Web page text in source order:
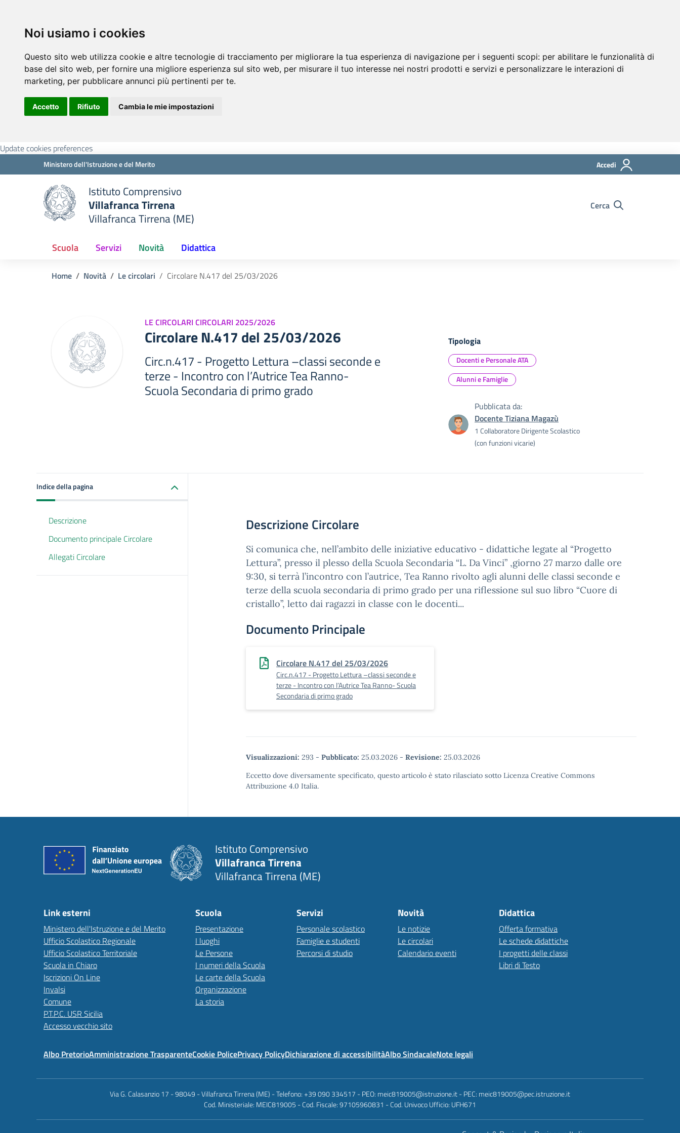
Noi usiamo i cookies
Questo sito web utilizza cookie e altre tecnologie di tracciamento per migliorare la tua esperienza di navigazione per i seguenti scopi: per abilitare le funzionalità di
base del sito web, per fornire una migliore esperienza sul sito web, per misurare il tuo interesse nei nostri prodotti e servizi e personalizzare le interazioni di
marketing, per pubblicare annunci più pertinenti per te.
Accetto Rifiuto Cambia le mie impostazioni
Update cookies preferences
Ministero dell'Istruzione e del Merito Accedi
Istituto Comprensivo
Villafranca Tirrena
Villafranca Tirrena (ME)
Cerca
Scuola Servizi Novità Didattica
Home Novità Le circolari Circolare N.417 del 25/03/2026
LE CIRCOLARI CIRCOLARI 2025/2026
Circolare N.417 del 25/03/2026
Circ.n.417 - Progetto Lettura –classi seconde e
terze - Incontro con l’Autrice Tea Ranno-
Scuola Secondaria di primo grado
Tipologia
Docenti e Personale ATA
Alunni e Famiglie
Pubblicata da:
Docente Tiziana Magazù
1 Collaboratore Dirigente Scolastico
(con funzioni vicarie)
Indice della pagina
Descrizione
Documento principale Circolare
Allegati Circolare
Descrizione Circolare
Si comunica che, nell’ambito delle iniziative educativo - didattiche legate al “Progetto
Lettura”, presso il plesso della Scuola Secondaria “L. Da Vinci” ,giorno 27 marzo dalle ore
9:30, si terrà l’incontro con l’autrice, Tea Ranno rivolto agli alunni delle classi seconde e
terze della scuola secondaria di primo grado per una riflessione sul suo libro “Cuore di
cristallo”, letto dai ragazzi in classe con le docenti...
Documento Principale
Circolare N.417 del 25/03/2026
Circ.n.417 - Progetto Lettura –classi seconde e
terze - Incontro con l’Autrice Tea Ranno- Scuola
Secondaria di primo grado
Visualizzazioni: 293 - Pubblicato: 25.03.2026 - Revisione: 25.03.2026
Eccetto dove diversamente specificato, questo articolo è stato rilasciato sotto Licenza Creative Commons
Attribuzione 4.0 Italia.
Istituto Comprensivo
Villafranca Tirrena
Villafranca Tirrena (ME)
Link esterni
Ministero dell'Istruzione e del Merito
Ufficio Scolastico Regionale
Ufficio Scolastico Territoriale
Scuola in Chiaro
Iscrizioni On Line
Invalsi
Comune
P.T.P.C. USR Sicilia
Accesso vecchio sito
Scuola
Presentazione
I luoghi
Le Persone
I numeri della Scuola
Le carte della Scuola
Organizzazione
La storia
Servizi
Personale scolastico
Famiglie e studenti
Percorsi di studio
Novità
Le notizie
Le circolari
Calendario eventi
Didattica
Offerta formativa
Le schede didattiche
I progetti delle classi
Libri di Testo
Albo PretorioAmministrazione TrasparenteCookie PolicePrivacy PolicyDichiarazione di accessibilitàAlbo SindacaleNote legali
Via G. Calasanzio 17 - 98049 - Villafranca Tirrena (ME) - Telefono: +39 090 334517 - PEO: meic819005@istruzione.it - PEC: meic819005@pec.istruzione.it
Cod. Ministeriale: MEIC819005 - Cod. Fiscale: 97105960831 - Cod. Univoco Ufficio: UFH671